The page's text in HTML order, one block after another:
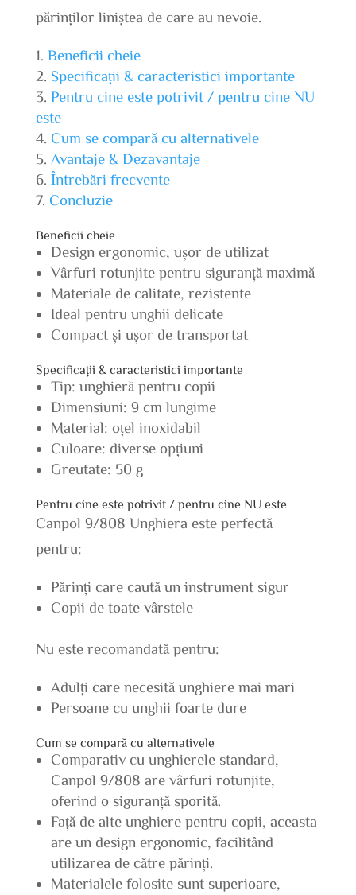
părinților liniștea de care au nevoie.
Beneficii cheie
Specificații & caracteristici importante
Pentru cine este potrivit / pentru cine NU
este
Cum se compară cu alternativele
Avantaje & Dezavantaje
Întrebări frecvente
Concluzie
Beneficii cheie
Design ergonomic, ușor de utilizat
Vârfuri rotunjite pentru siguranță maximă
Materiale de calitate, rezistente
Ideal pentru unghii delicate
Compact și ușor de transportat
Specificații & caracteristici importante
Tip: unghieră pentru copii
Dimensiuni: 9 cm lungime
Material: oțel inoxidabil
Culoare: diverse opțiuni
Greutate: 50 g
Pentru cine este potrivit / pentru cine NU este
Canpol 9/808 Unghiera este perfectă
pentru:
Părinți care caută un instrument sigur
Copii de toate vârstele
Nu este recomandată pentru:
Adulți care necesită unghiere mai mari
Persoane cu unghii foarte dure
Cum se compară cu alternativele
Comparativ cu unghierele standard,
Canpol 9/808 are vârfuri rotunjite,
oferind o siguranță sporită.
Față de alte unghiere pentru copii, aceasta
are un design ergonomic, facilitând
utilizarea de către părinți.
Materialele folosite sunt superioare,